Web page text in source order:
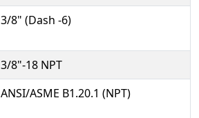
3/8" (Dash -6)
3/8"-18 NPT
ANSI/ASME B1.20.1 (NPT)